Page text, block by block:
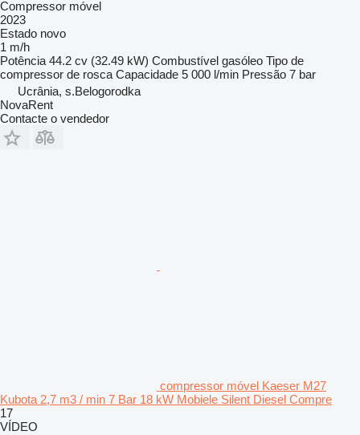
Compressor móvel
2023
Estado novo
1 m/h
Potência 44.2 cv (32.49 kW) Combustível gasóleo Tipo de
compressor de rosca Capacidade 5 000 l/min Pressão 7 bar
Ucrânia, s.Belogorodka
NovaRent
Contacte o vendedor
compressor móvel Kaeser M27
Kubota 2,7 m3 / min 7 Bar 18 kW Mobiele Silent Diesel Compre
17
VÍDEO